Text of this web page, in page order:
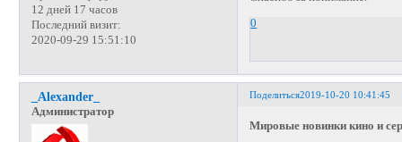
12 дней 17 часов
Последний визит:
2020-09-29 15:51:10
0
Поделиться2019-10-20 10:41:45
_Alexander_
Администратор
Мировые новинки кино и